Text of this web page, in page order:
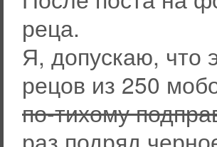
реца.
Я, допускаю, что
рецов из 250
по-тихому